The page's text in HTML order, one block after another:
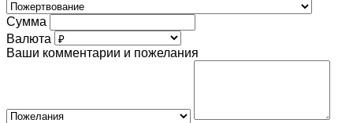
Сумма
Валюта
Ваши комментарии и пожелания